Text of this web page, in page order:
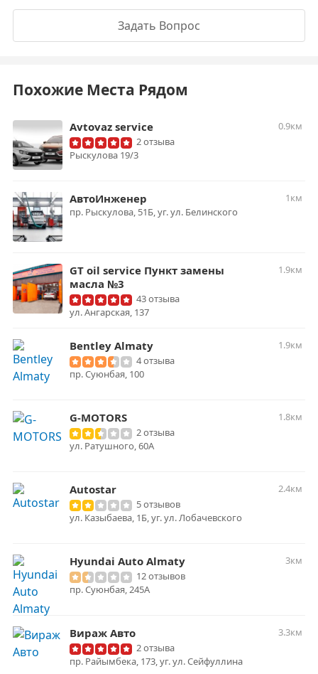
Задать Вопрос
Похожие Места Рядом
Avtovaz service
0.9км
2 отзыва
Рыскулова 19/3
АвтоИнженер
1км
пр. Рыскулова, 51Б, уг. ул. Белинского
GT oil service Пункт замены
масла №3
1.9км
43 отзыва
ул. ​Ангарская, 137
Bentley Almaty
1.9км
4 отзыва
пр. Суюнбая, 100
G-MOTORS
1.8км
2 отзыва
ул. Ратушного, 60А
Autostar
2.4км
5 отзывов
ул. Казыбаева, 1Б, уг. ул. Лобачевского
Hyundai Auto Almaty
3км
12 отзывов
пр. Суюнбая, 245А
Вираж Авто
3.3км
2 отзыва
пр. Райымбека, 173, уг. ул. Сейфуллина